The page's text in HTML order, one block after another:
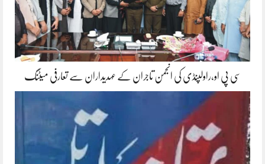
سی پی او،راولپنڈی کی انجمن تاجران کے عہدیداران سے تعارفی میٹنگ